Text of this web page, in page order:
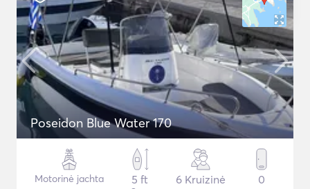
Poseidon Blue Water 170
Motorinė jachta
5 ft
6 Kruizinė 0